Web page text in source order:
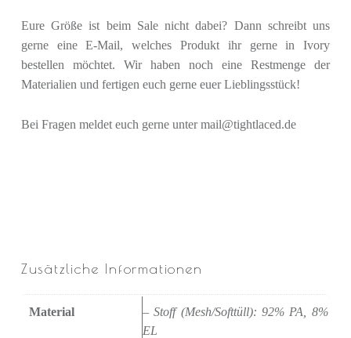
Eure Größe ist beim Sale nicht dabei? Dann schreibt uns
gerne eine E-Mail, welches Produkt ihr gerne in Ivory
bestellen möchtet. Wir haben noch eine Restmenge der
Materialien und fertigen euch gerne euer Lieblingsstück!
Bei Fragen meldet euch gerne unter mail@tightlaced.de
Zusätzliche Informationen
Material
– Stoff (Mesh/Softtüll): 92% PA, 8%
EL